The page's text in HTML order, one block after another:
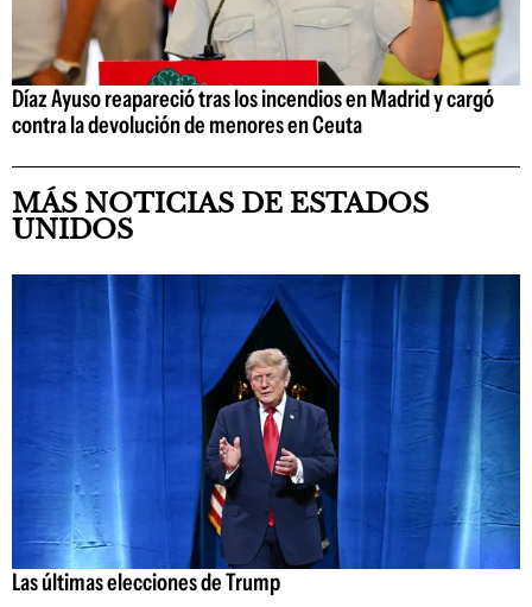
Díaz Ayuso reapareció tras los incendios en Madrid y cargó
contra la devolución de menores en Ceuta
MÁS NOTICIAS DE ESTADOS
UNIDOS
Las últimas elecciones de Trump